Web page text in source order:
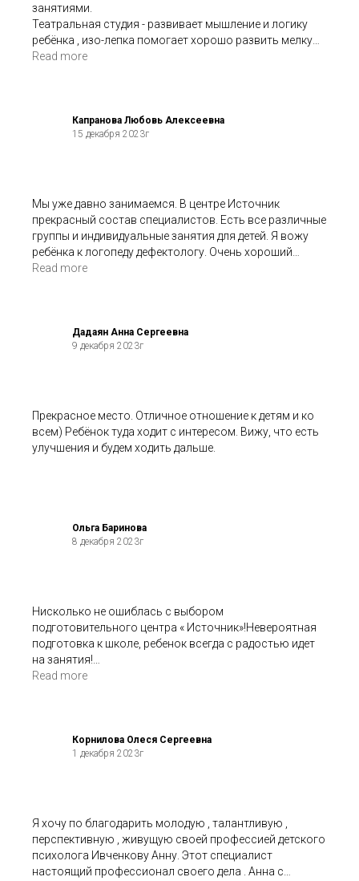
занятиями.
Театральная студия - развивает мышление и логику
ребёнка , изо-лепка помогает хорошо развить мелкую
моторику . Спасибо !
Read more
Капранова Любовь Алексеевна
15 декабря 2023г
Мы уже давно занимаемся. В центре Источник
прекрасный состав специалистов. Есть все различные
группы и индивидуальные занятия для детей. Я вожу
ребёнка к логопеду дефектологу. Очень хороший
специалист. Алина сразу нашла подход к ребёнку, Ему
хорошее внимание. Ольга очень хороший специалист.
Read more
Дадаян Анна Сергеевна
9 декабря 2023г
Прекрасное место. Отличное отношение к детям и ко
всем) Ребёнок туда ходит с интересом. Вижу, что есть
улучшения и будем ходить дальше.
Ольга Баринова
8 декабря 2023г
Нисколько не ошиблась с выбором
подготовительного центра « Источник»!Невероятная
подготовка к школе, ребенок всегда с радостью идет
на занятия!
Спасибо за интересные занятия, индивидуальный
Read more
Корнилова Олеся Сергеевна
1 декабря 2023г
Я хочу по благодарить молодую , талантливую ,
перспективную , живущую своей профессией детского
психолога Ивченкову Анну. Этот специалист
настоящий профессионал своего дела . Анна с